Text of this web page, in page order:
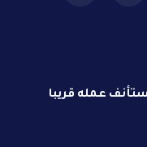
عمله قريبا